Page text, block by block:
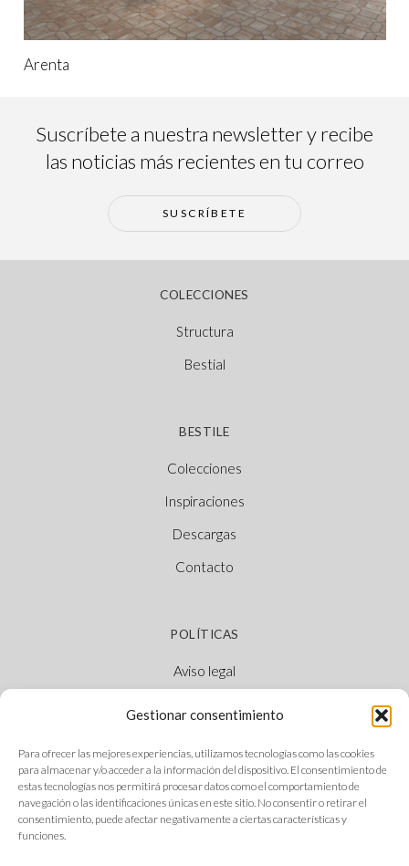
Gestionar consentimiento
Para ofrecer las mejores experiencias, utilizamos tecnologías como las cookies
para almacenar y/o acceder a la información del dispositivo. El consentimiento de
estas tecnologías nos permitirá procesar datos como el comportamiento de
navegación o las identificaciones únicas en este sitio. No consentir o retirar el
consentimiento, puede afectar negativamente a ciertas características y
funciones.
Arenta
Suscríbete a nuestra newsletter y recibe
las noticias más recientes en tu correo
SUSCRÍBETE
COLECCIONES
Structura
Bestial
BESTILE
Colecciones
Inspiraciones
Descargas
Contacto
POLÍTICAS
Aviso legal
Canal Ético